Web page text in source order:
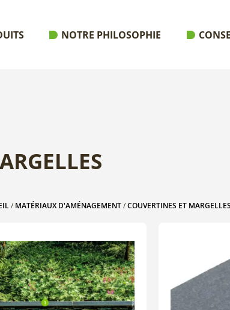
NOTRE PHILOSOPHIE
/ MATÉRIAUX D'AMÉNAGEMENT/COUVERTINES ET MARGELLES